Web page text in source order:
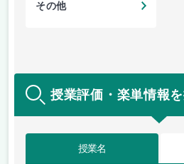
その他
授業評価・楽単情報
授業名